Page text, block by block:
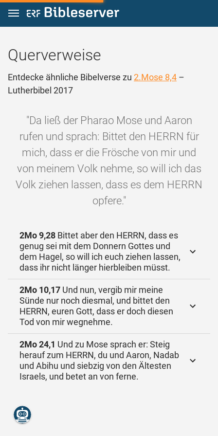
Zum Inhalt springen
Querverweise
Entdecke ähnliche Bibelverse zu 2.Mose 8,4 –
Lutherbibel 2017
"Da ließ der Pharao Mose und Aaron
rufen und sprach: Bittet den HERRN für
mich, dass er die Frösche von mir und
von meinem Volk nehme, so will ich das
Volk ziehen lassen, dass es dem HERRN
opfere."
2Mo 9,28 Bittet aber den HERRN, dass es
genug sei mit dem Donnern Gottes und
dem Hagel, so will ich euch ziehen lassen,
dass ihr nicht länger hierbleiben müsst.
2Mo 10,17 Und nun, vergib mir meine
Sünde nur noch diesmal, und bittet den
HERRN, euren Gott, dass er doch diesen
Tod von mir wegnehme.
2Mo 24,1 Und zu Mose sprach er: Steig
herauf zum HERRN, du und Aaron, Nadab
und Abihu und siebzig von den Ältesten
Israels, und betet an von ferne.